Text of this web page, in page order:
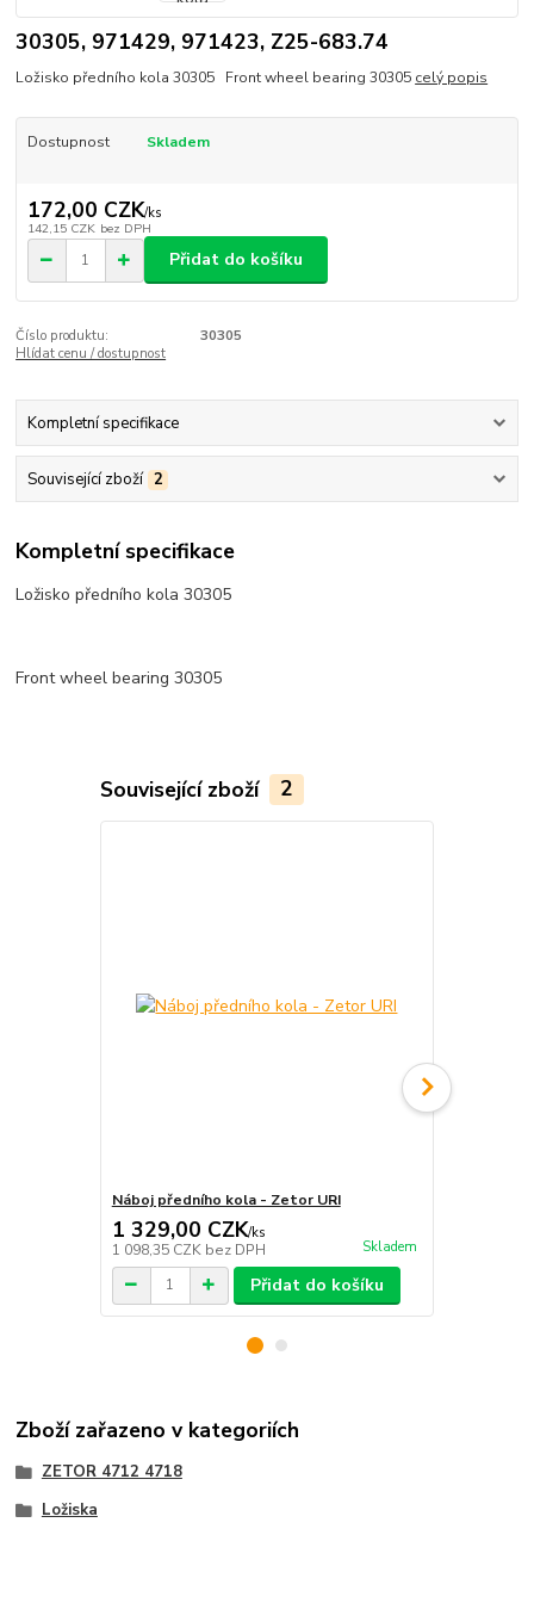
30305, 971429, 971423, Z25-683.74
Ložisko předního kola 30305 Front wheel bearing 30305 celý popis
Dostupnost Skladem
172,00 CZK/ks
142,15 CZK bez DPH
Přidat do košíku
Číslo produktu:
30305
Hlídat cenu / dostupnost
Kompletní specifikace
Související zboží 2
Kompletní specifikace
Ložisko předního kola 30305
Front wheel bearing 30305
Související zboží 2
Náboj předního kola - Zetor URI
1 329,00 CZK/ks
1 098,35 CZK bez DPH Skladem
Přidat do košíku
Zboží zařazeno v kategoriích
ZETOR 4712 4718
Ložiska